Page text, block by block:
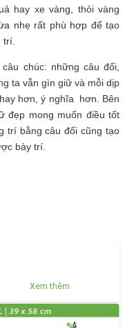
hay xe vàng, thỏi vàng
nhẹ rất phù hợp để tạo
trí.
chúc: những câu đối,
ta vẫn gìn giữ và mỗi dịp
hơn, ý nghĩa hơn. Bên
đẹp mong muốn điều tốt
trí bằng câu đối cũng tạo
bày trí.
Xem thêm